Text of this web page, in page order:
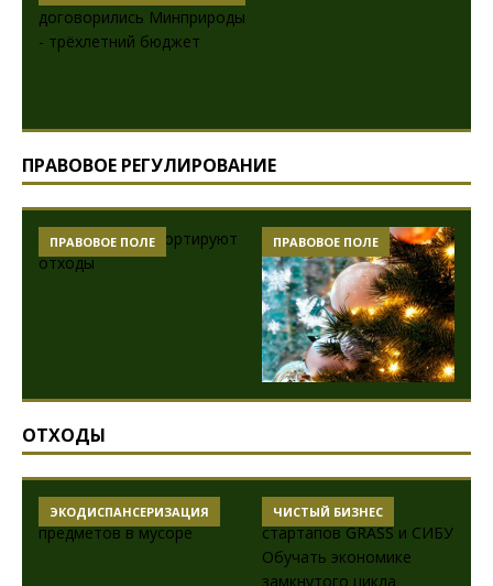
ПРАВОВОЕ РЕГУЛИРОВАНИЕ
ПРАВОВОЕ ПОЛЕ ПРАВОВОЕ ПОЛЕ
ОТХОДЫ
ЭКОДИСПАНСЕРИЗАЦИЯ ЧИСТЫЙ БИЗНЕС